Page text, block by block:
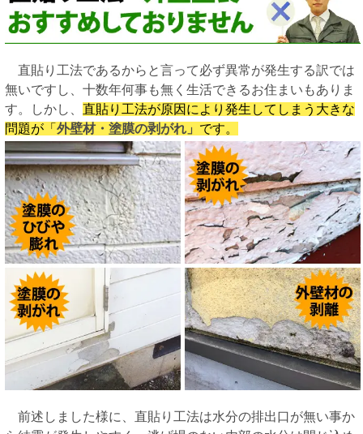
直貼り工法であるからと言って必ず異常が発生する訳では
無いですし、十数年何事も無く生活できるお住まいもありま
す。しかし、 直貼り工法が原因により発生してしまう大きな
問題が「 外壁材・塗膜の剥がれ」 です。
前述しました様に、直貼り工法は水分の排出口が無い事か